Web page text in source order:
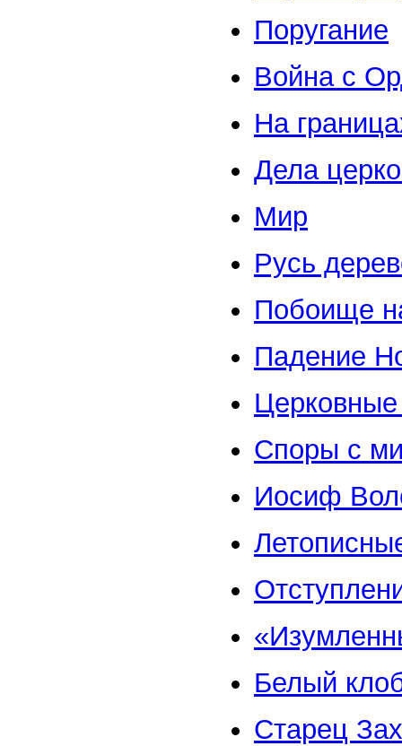
Поругание
Война с
На
Дела
Мир
Русь
Побоище
Падение
Споры с
Иосиф
Белый
Старец